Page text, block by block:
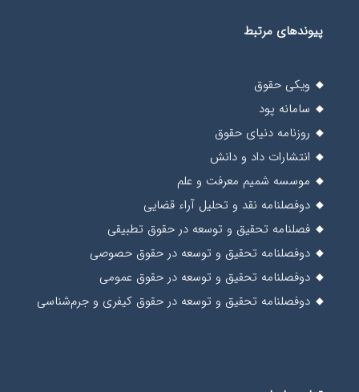
پیوندهای مرتبط
ویکی حقوق
سامانه پود
روزنامه دنیای حقوق
انتشارات داد و دانش
موسسه شمیم معرفت و علم
دوفصلنامه نقد و تحلیل آراء قضایی
فصلنامه تحقیق و توسعه در حقوق تطبیقی
دوفصلنامه تحقیق و توسعه در حقوق حصوصی
دوفصلنامه تحقیق و توسعه در حقوق عمومی
دوفصلنامه تحقیق و توسعه در حقوق کیفری و جرم‌شناسی